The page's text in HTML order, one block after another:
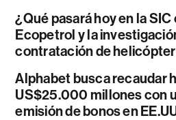
¿Qué pasará hoy en la SIC
Ecopetrol y la
contratación de
Alphabet busca recaudar
US$25.000 millones con
emisión de bonos en